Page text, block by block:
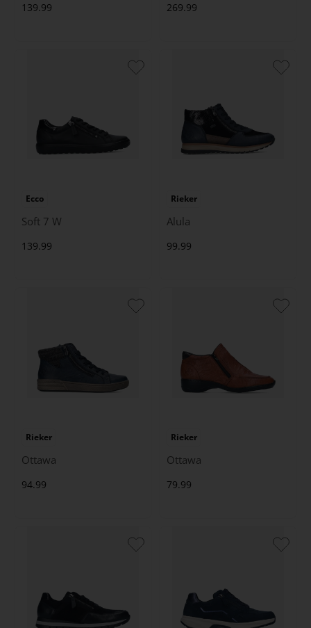
139.99 269.99
Ecco
Soft 7 W
139.99
Rieker
Alula
99.99
Rieker
Ottawa
94.99
Rieker
Ottawa
79.99